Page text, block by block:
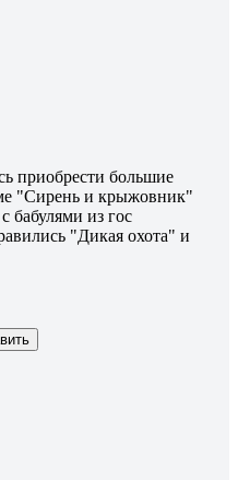
приобрести большие
"Сирень и крыжовник"
бабулями из гос
"Дикая охота" и